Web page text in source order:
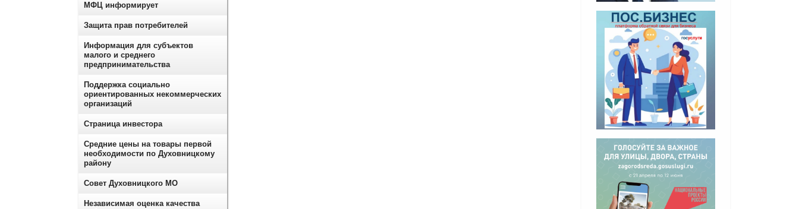
МФЦ информирует
Защита прав потребителей
Информация для субъектов
малого и среднего
предпринимательства
Поддержка социально
ориентированных некоммерческих
организаций
Страница инвестора
Средние цены на товары первой
необходимости по Духовницкому
району
Совет Духовницкого МО
Независимая оценка качества